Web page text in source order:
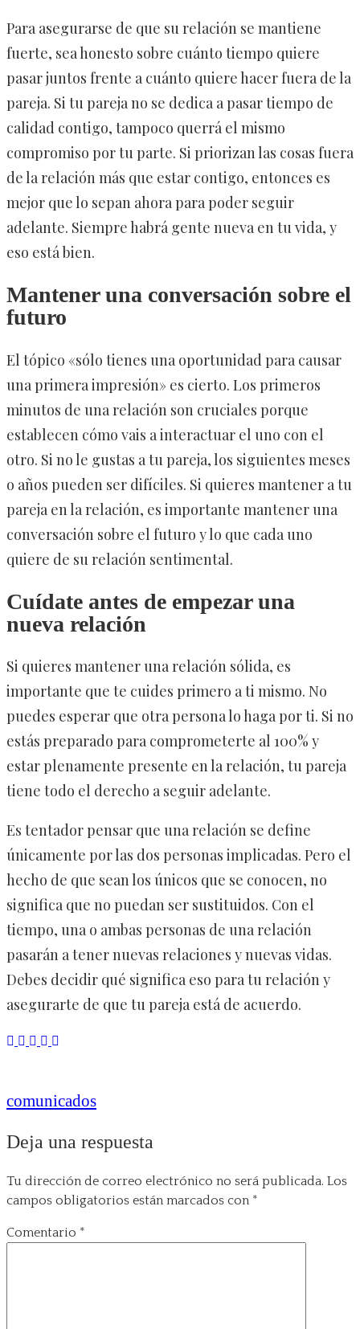
Para asegurarse de que su relación se mantiene
fuerte, sea honesto sobre cuánto tiempo quiere
pasar juntos frente a cuánto quiere hacer fuera de la
pareja. Si tu pareja no se dedica a pasar tiempo de
calidad contigo, tampoco querrá el mismo
compromiso por tu parte. Si priorizan las cosas fuera
de la relación más que estar contigo, entonces es
mejor que lo sepan ahora para poder seguir
adelante. Siempre habrá gente nueva en tu vida, y
eso está bien.
Mantener una conversación sobre el
futuro
El tópico «sólo tienes una oportunidad para causar
una primera impresión» es cierto. Los primeros
minutos de una relación son cruciales porque
establecen cómo vais a interactuar el uno con el
otro. Si no le gustas a tu pareja, los siguientes meses
o años pueden ser difíciles. Si quieres mantener a tu
pareja en la relación, es importante mantener una
conversación sobre el futuro y lo que cada uno
quiere de su relación sentimental.
Cuídate antes de empezar una
nueva relación
Si quieres mantener una relación sólida, es
importante que te cuides primero a ti mismo. No
puedes esperar que otra persona lo haga por ti. Si no
estás preparado para comprometerte al 100% y
estar plenamente presente en la relación, tu pareja
tiene todo el derecho a seguir adelante.
Es tentador pensar que una relación se define
únicamente por las dos personas implicadas. Pero el
hecho de que sean los únicos que se conocen, no
significa que no puedan ser sustituidos. Con el
tiempo, una o ambas personas de una relación
pasarán a tener nuevas relaciones y nuevas vidas.
Debes decidir qué significa eso para tu relación y
asegurarte de que tu pareja está de acuerdo.
comunicados
Deja una respuesta
Tu dirección de correo electrónico no será publicada. Los
campos obligatorios están marcados con *
Comentario *